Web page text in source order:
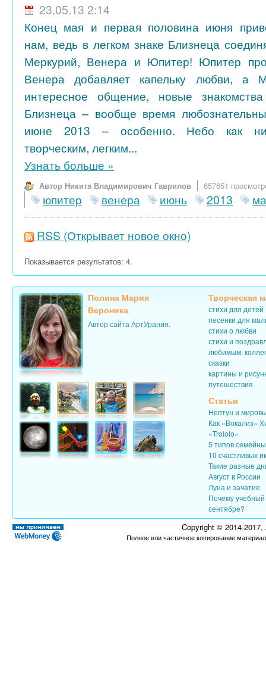
23.05.13 2:14
Конец мая и первая половина июня
нам, ведь в легком знаке Близнеца
Меркурий, Венера и Юпитер! Юпитер
Венера добавляет капельку любви, а
интересное общение, новые
Близнеца – вообще время
июне 2013 – особенно. Небо как
творческим, легким...
Узнать больше »
Автор Никита Владимирович Гаврилов 657651
юпитер венера июнь 2013
RSS (Открывает новое окно)
Показывается результатов: 4.
Полина Мария
Вероника
Автор сайта АртУрания.
Творческая
стихи для детей
песенки для
стихи о любви
стихи и
любимым,
сказки
картины и
путешествия
Статьи
Нептун и
Как «Вокализ»
«Trololo»
5 типов
10 счастливых
Такие разные
Август в России
Луна и зачатие
Почему учебный
сентябре?
Copyright © 2014-
Полное или частичное копирование